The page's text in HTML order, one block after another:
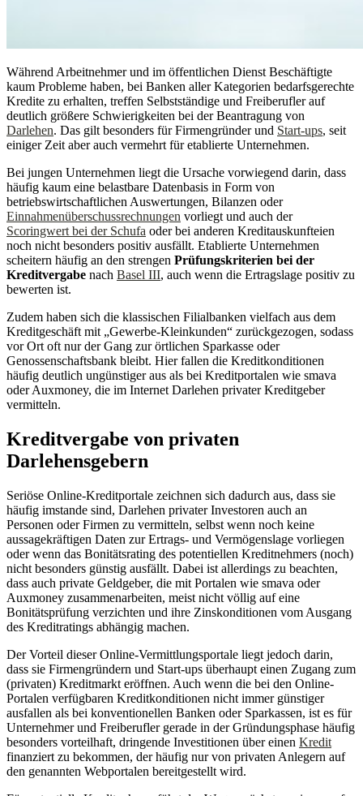
Während Arbeitnehmer und im öffentlichen Dienst Beschäftigte
kaum Probleme haben, bei Banken aller Kategorien bedarfsgerechte
Kredite zu erhalten, treffen Selbstständige und Freiberufler auf
deutlich größere Schwierigkeiten bei der Beantragung von
Darlehen. Das gilt besonders für Firmengründer und Start-ups, seit
einiger Zeit aber auch vermehrt für etablierte Unternehmen.
Bei jungen Unternehmen liegt die Ursache vorwiegend darin, dass
häufig kaum eine belastbare Datenbasis in Form von
betriebswirtschaftlichen Auswertungen, Bilanzen oder
Einnahmenüberschussrechnungen vorliegt und auch der
Scoringwert bei der Schufa oder bei anderen Kreditauskunfteien
noch nicht besonders positiv ausfällt. Etablierte Unternehmen
scheitern häufig an den strengen Prüfungskriterien bei der
Kreditvergabe nach Basel III, auch wenn die Ertragslage positiv zu
bewerten ist.
Zudem haben sich die klassischen Filialbanken vielfach aus dem
Kreditgeschäft mit „Gewerbe-Kleinkunden“ zurückgezogen, sodass
vor Ort oft nur der Gang zur örtlichen Sparkasse oder
Genossenschaftsbank bleibt. Hier fallen die Kreditkonditionen
häufig deutlich ungünstiger aus als bei Kreditportalen wie smava
oder Auxmoney, die im Internet Darlehen privater Kreditgeber
vermitteln.
Kreditvergabe von privaten
Darlehensgebern
Seriöse Online-Kreditportale zeichnen sich dadurch aus, dass sie
häufig imstande sind, Darlehen privater Investoren auch an
Personen oder Firmen zu vermitteln, selbst wenn noch keine
aussagekräftigen Daten zur Ertrags- und Vermögenslage vorliegen
oder wenn das Bonitätsrating des potentiellen Kreditnehmers (noch)
nicht besonders günstig ausfällt. Dabei ist allerdings zu beachten,
dass auch private Geldgeber, die mit Portalen wie smava oder
Auxmoney zusammenarbeiten, meist nicht völlig auf eine
Bonitätsprüfung verzichten und ihre Zinskonditionen vom Ausgang
des Kreditratings abhängig machen.
Der Vorteil dieser Online-Vermittlungsportale liegt jedoch darin,
dass sie Firmengründern und Start-ups überhaupt einen Zugang zum
(privaten) Kreditmarkt eröffnen. Auch wenn die bei den Online-
Portalen verfügbaren Kreditkonditionen nicht immer günstiger
ausfallen als bei konventionellen Banken oder Sparkassen, ist es für
Unternehmer und Freiberufler gerade in der Gründungsphase häufig
besonders vorteilhaft, dringende Investitionen über einen Kredit
finanziert zu bekommen, der häufig nur von privaten Anlegern auf
den genannten Webportalen bereitgestellt wird.